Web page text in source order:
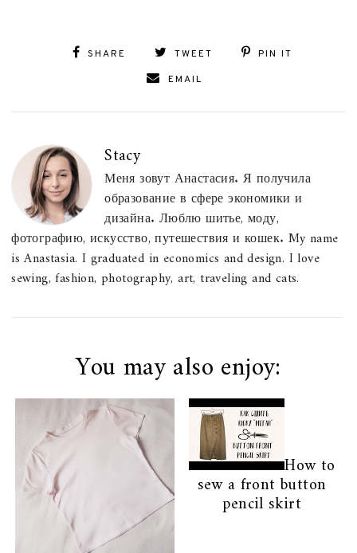
SHARE TWEET
PIN IT
EMAIL
Stacy
Меня зовут Анастасия. Я получила
образование в сфере экономики и
дизайна. Люблю шитье, моду,
фотографию, искусство, путешествия и кошек. My name
is Anastasia. I graduated in economics and design. I love
sewing, fashion, photography, art, traveling and cats.
You may also enjoy:
How to
sew a front button
pencil skirt